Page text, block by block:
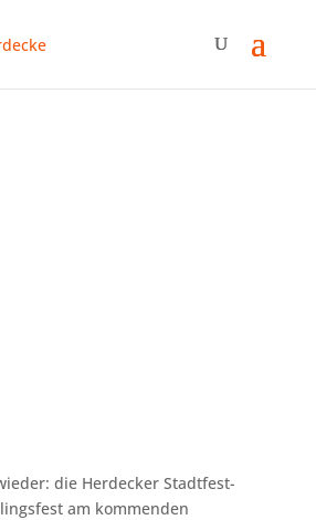
die Herdecker Stadtfest-
am kommenden